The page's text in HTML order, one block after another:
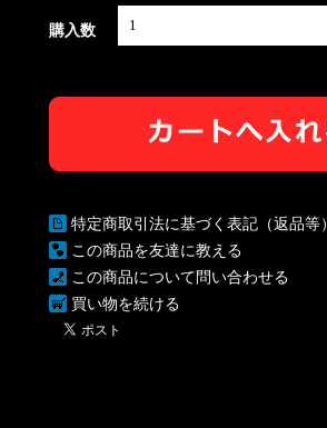
購入数
特定商取引法に基づく表記（返品等）
この商品を友達に教える
この商品について問い合わせる
買い物を続ける